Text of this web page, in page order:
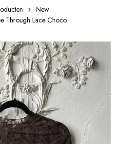
New
Through Lace Choco